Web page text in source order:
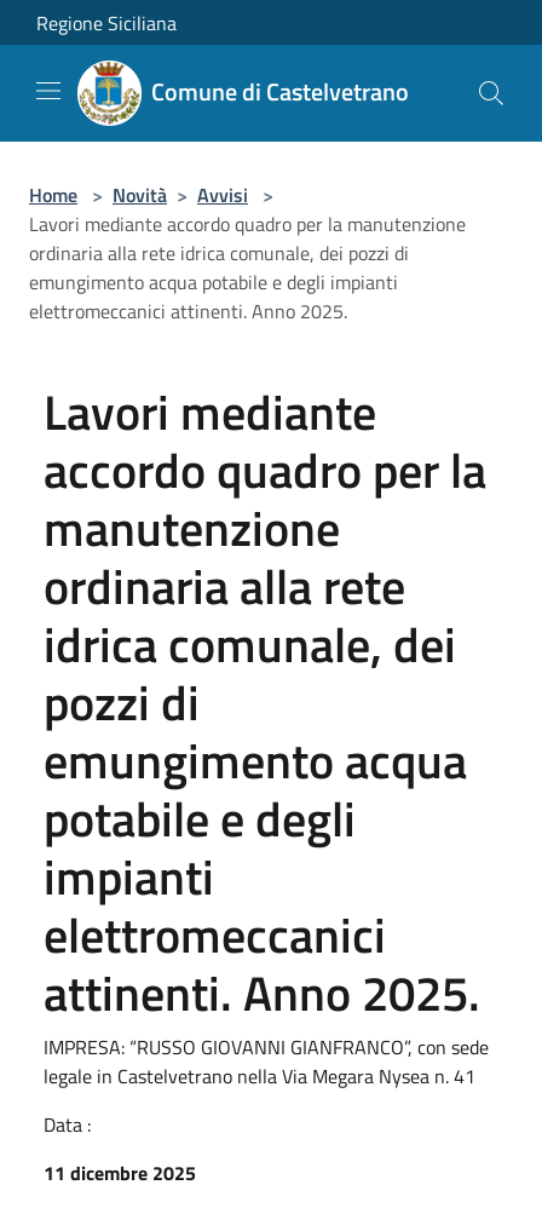
Salta al contenuto principale
Regione Siciliana
Comune di Castelvetrano
Home > Novità > Avvisi >
Lavori mediante accordo quadro per la manutenzione
ordinaria alla rete idrica comunale, dei pozzi di
emungimento acqua potabile e degli impianti
elettromeccanici attinenti. Anno 2025.
Lavori mediante
accordo quadro per la
manutenzione
ordinaria alla rete
idrica comunale, dei
pozzi di
emungimento acqua
potabile e degli
impianti
elettromeccanici
attinenti. Anno 2025.
IMPRESA: “RUSSO GIOVANNI GIANFRANCO”, con sede
legale in Castelvetrano nella Via Megara Nysea n. 41
Data :
11 dicembre 2025